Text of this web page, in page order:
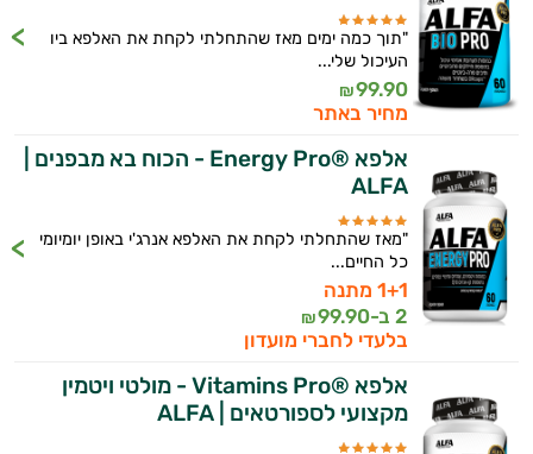
"תוך כמה ימים מאז שהתחלתי לקחת את האלפא ביו
העיכול שלי...
99.90
₪
מחיר באתר
אלפא ®Energy Pro - הכוח בא מבפנים |
ALFA
"מאז שהתחלתי לקחת את האלפא אנרג'י באופן יומיומי
כל החיים...
1+1 מתנה
2 ב-
99.90
₪
בלעדי לחברי מועדון
אלפא ®Vitamins Pro - מולטי ויטמין
מקצועי לספורטאים | ALFA